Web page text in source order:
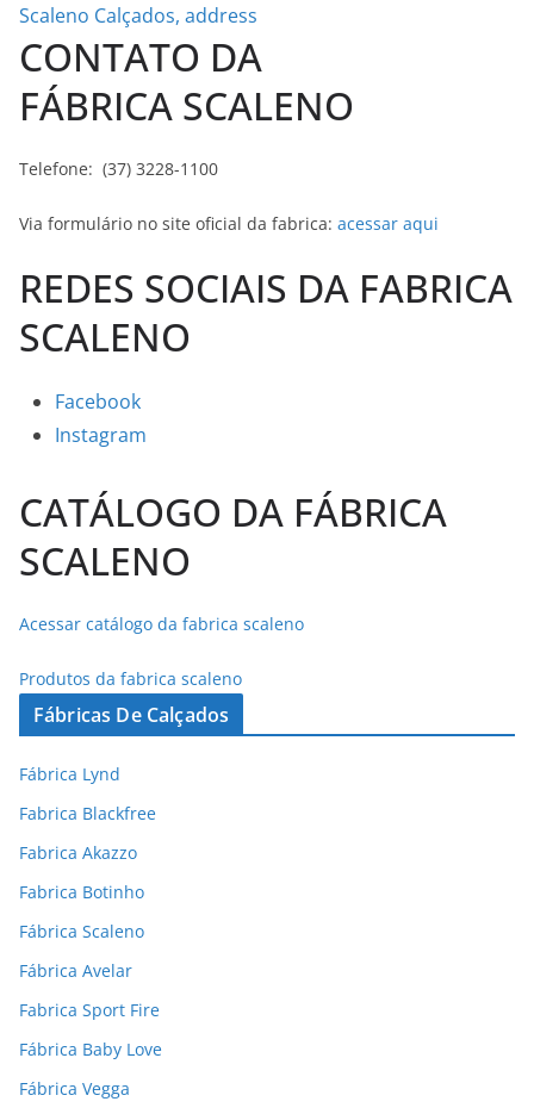
Scaleno Calçados, address
CONTATO DA
FÁBRICA SCALENO
Telefone: (37) 3228-1100
Via formulário no site oficial da fabrica: acessar aqui
REDES SOCIAIS DA FABRICA
SCALENO
Facebook
Instagram
CATÁLOGO DA FÁBRICA
SCALENO
Acessar catálogo da fabrica scaleno
Produtos da fabrica scaleno
Fábricas De Calçados
Fábrica Lynd
Fabrica Blackfree
Fabrica Akazzo
Fabrica Botinho
Fábrica Scaleno
Fábrica Avelar
Fabrica Sport Fire
Fábrica Baby Love
Fábrica Vegga